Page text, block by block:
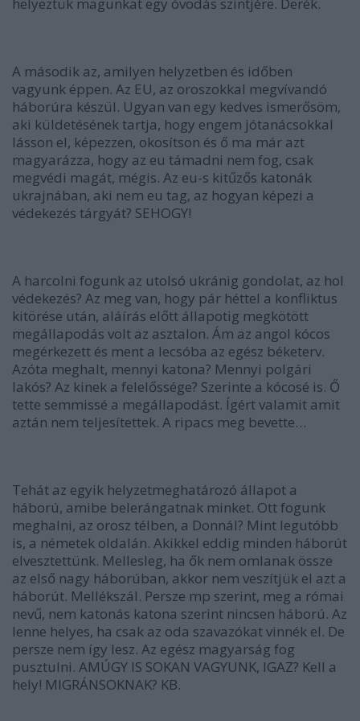
A második az, amilyen helyzetben és időben
vagyunk éppen. Az EU, az oroszokkal megvívandó
háborúra készül. Ugyan van egy kedves ismerősöm,
aki küldetésének tartja, hogy engem jótanácsokkal
lásson el, képezzen, okosítson és ő ma már azt
magyarázza, hogy az eu támadni nem fog, csak
megvédi magát, mégis. Az eu-s kitűzős katonák
ukrajnában, aki nem eu tag, az hogyan képezi a
védekezés tárgyát? SEHOGY!
A harcolni fogunk az utolsó ukránig gondolat, az hol
védekezés? Az meg van, hogy pár héttel a konfliktus
kitörése után, aláírás előtt állapotig megkötött
megállapodás volt az asztalon. Ám az angol kócos
megérkezett és ment a lecsóba az egész béketerv.
Azóta meghalt, mennyi katona? Mennyi polgári
lakós? Az kinek a felelőssége? Szerinte a kócosé is. Ő
tette semmissé a megállapodást. Ígért valamit amit
aztán nem teljesítettek. A ripacs meg bevette…
Tehát az egyik helyzetmeghatározó állapot a
háború, amibe belerángatnak minket. Ott fogunk
meghalni, az orosz télben, a Donnál? Mint legutóbb
is, a németek oldalán. Akikkel eddig minden háborút
elvesztettünk. Mellesleg, ha ők nem omlanak össze
az első nagy háborúban, akkor nem veszítjük el azt a
háborút. Mellékszál. Persze mp szerint, meg a római
nevű, nem katonás katona szerint nincsen háború. Az
lenne helyes, ha csak az oda szavazókat vinnék el. De
persze nem így lesz. Az egész magyarság fog
pusztulni. AMÚGY IS SOKAN VAGYUNK, IGAZ? Kell a
hely! MIGRÁNSOKNAK? KB.